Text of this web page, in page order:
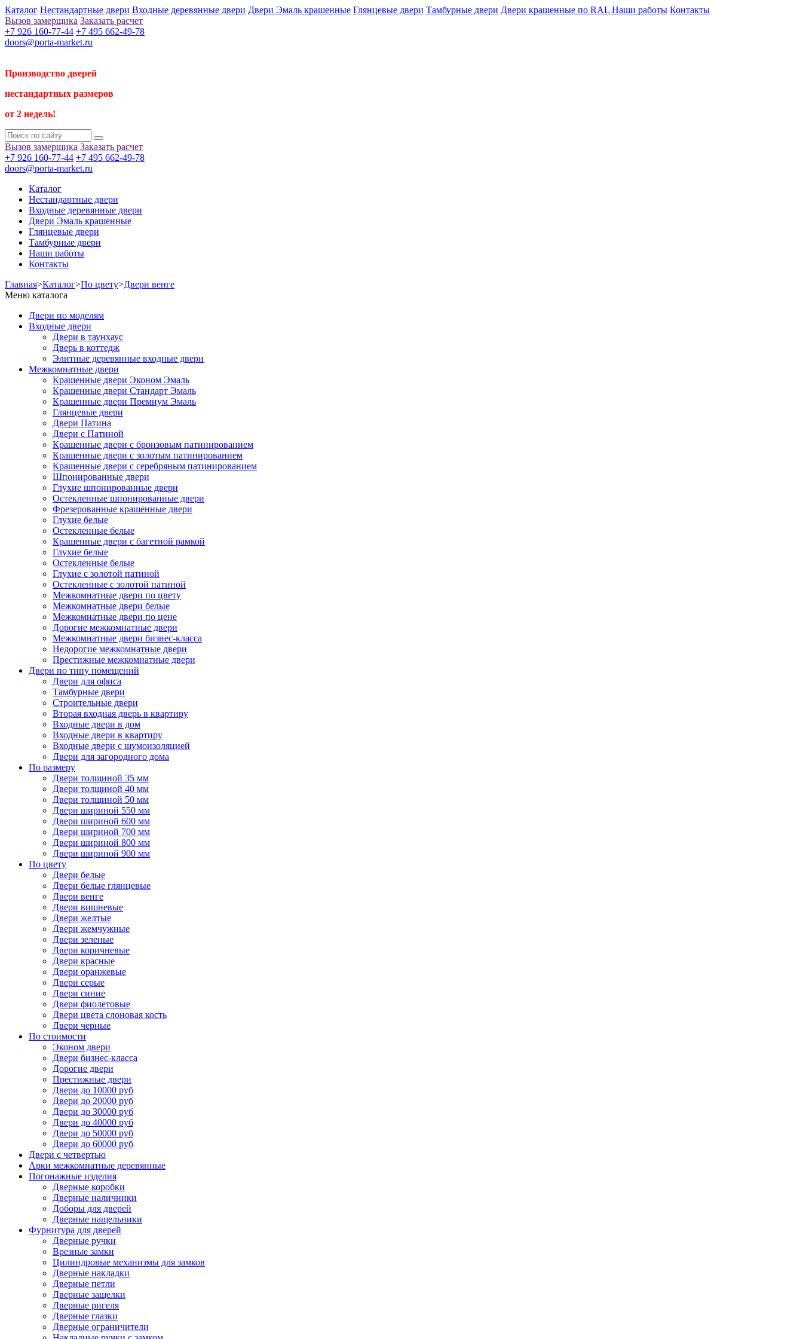
Каталог Нестандартные двери Входные деревянные двери Двери Эмаль крашенные Глянцевые двери Тамбурные двери Двери крашенные по RAL Наши работы Контакты
Вызов замерщика Заказать расчет
+7 926 160-77-44 +7 495 662-49-78
doors@porta-market.ru
Производство дверей
нестандартных размеров
от 2 недель!
Вызов замерщика Заказать расчет
+7 926 160-77-44 +7 495 662-49-78
doors@porta-market.ru
Каталог
Нестандартные двери
Входные деревянные двери
Двери Эмаль крашенные
Глянцевые двери
Тамбурные двери
Наши работы
Контакты
Главная>Каталог>По цвету>Двери венге
Меню каталога
Двери по моделям
Входные двери
Двери в таунхаус
Дверь в коттедж
Элитные деревянные входные двери
Межкомнатные двери
Крашенные двери Эконом Эмаль
Крашенные двери Стандарт Эмаль
Крашенные двери Премиум Эмаль
Глянцевые двери
Двери Патина
Двери с Патиной
Крашенные двери с бронзовым патинированием
Крашенные двери с золотым патинированием
Крашенные двери с серебряным патинированием
Шпонированные двери
Глухие шпонированные двери
Остекленные шпонированные двери
Фрезерованные крашенные двери
Глухие белые
Остекленные белые
Крашенные двери с багетной рамкой
Глухие белые
Остекленные белые
Глухие с золотой патиной
Остекленные с золотой патиной
Межкомнатные двери по цвету
Межкомнатные двери белые
Межкомнатные двери по цене
Дорогие межкомнатные двери
Межкомнатные двери бизнес-класса
Недорогие межкомнатные двери
Престижные межкомнатные двери
Двери по типу помещений
Двери для офиса
Тамбурные двери
Строительные двери
Вторая входная дверь в квартиру
Входные двери в дом
Входные двери в квартиру
Входные двери с шумоизоляцией
Двери для загородного дома
По размеру
Двери толщиной 35 мм
Двери толщиной 40 мм
Двери толщиной 50 мм
Двери шириной 550 мм
Двери шириной 600 мм
Двери шириной 700 мм
Двери шириной 800 мм
Двери шириной 900 мм
По цвету
Двери белые
Двери белые глянцевые
Двери венге
Двери вишневые
Двери желтые
Двери жемчужные
Двери зеленые
Двери коричневые
Двери красные
Двери оранжевые
Двери серые
Двери синие
Двери фиолетовые
Двери цвета слоновая кость
Двери черные
По стоимости
Эконом двери
Двери бизнес-класса
Дорогие двери
Престижные двери
Двери до 10000 руб
Двери до 20000 руб
Двери до 30000 руб
Двери до 40000 руб
Двери до 50000 руб
Двери до 60000 руб
Двери с четвертью
Арки межкомнатные деревянные
Погонажные изделия
Дверные коробки
Дверные наличники
Доборы для дверей
Дверные нащельники
Фурнитура для дверей
Дверные ручки
Врезные замки
Цилиндровые механизмы для замков
Дверные накладки
Дверные петли
Дверные защелки
Дверные ригеля
Дверные глазки
Дверные ограничители